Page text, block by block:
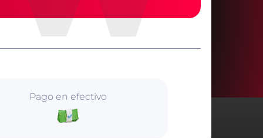
Pago en efectivo